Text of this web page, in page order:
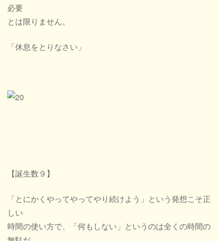
必要
とは限りません。
「休息をとりなさい」
【誕生数９】
「とにかくやってやってやり続けよう」という発想こそ正
しい
時間の使い方で、「何もしない」というのは全くの時間の